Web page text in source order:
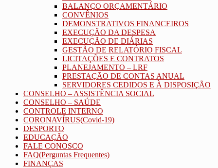
BALANÇO ORÇAMENTÁRIO
CONVÊNIOS
DEMONSTRATIVOS FINANCEIROS
EXECUÇÃO DA DESPESA
EXECUÇÃO DE DIÁRIAS
GESTÃO DE RELATÓRIO FISCAL
LICITAÇÕES E CONTRATOS
PLANEJAMENTO – LRF
PRESTAÇÃO DE CONTAS ANUAL
SERVIDORES CEDIDOS E À DISPOSIÇÃO
CONSELHO – ASSISTÊNCIA SOCIAL
CONSELHO – SAÚDE
CONTROLE INTERNO
CORONAVÍRUS(Covid-19)
DESPORTO
EDUCAÇÃO
FALE CONOSCO
FAQ(Perguntas Frequentes)
FINANÇAS